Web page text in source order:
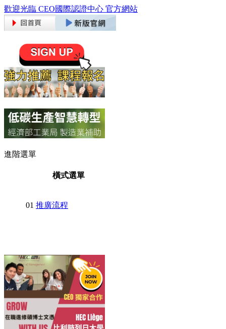
歡迎光臨 CEO國際認證中心 官方網站
進階選單
橫式選單
01 推廣流程